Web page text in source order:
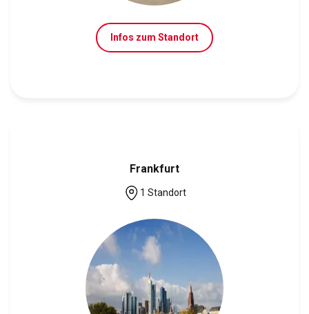
Infos zum Standort
Frankfurt
1 Standort